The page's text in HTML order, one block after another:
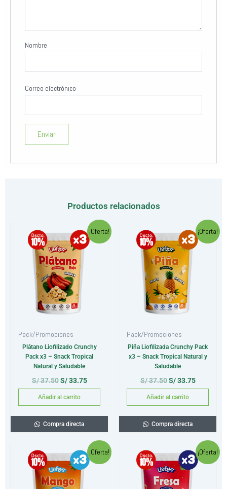
Nombre
Correo electrónico
Productos relacionados
¡Oferta!
Pack/Promociones
Plátano Liofilizado Crunchy
Pack x3 – Snack Tropical
Natural y Saludable
S/37.50
precio
original
era:
S/ 37.50.
S/33.75
El
precio
actual
Añadir al carrito
Compra directa
¡Oferta!
Pack/Promociones
Piña Liofilizada Crunchy Pack
x3 – Snack Tropical Natural y
Saludable
S/37.50
precio
original
era:
S/ 37.50.
S/33.75
El
precio
actual
Añadir al carrito
Compra directa
¡Oferta!
precio
original
era:
S/ 37.50.
El
precio
actual
¡Oferta!
precio
original
era:
S/ 37.50.
El
precio
actual